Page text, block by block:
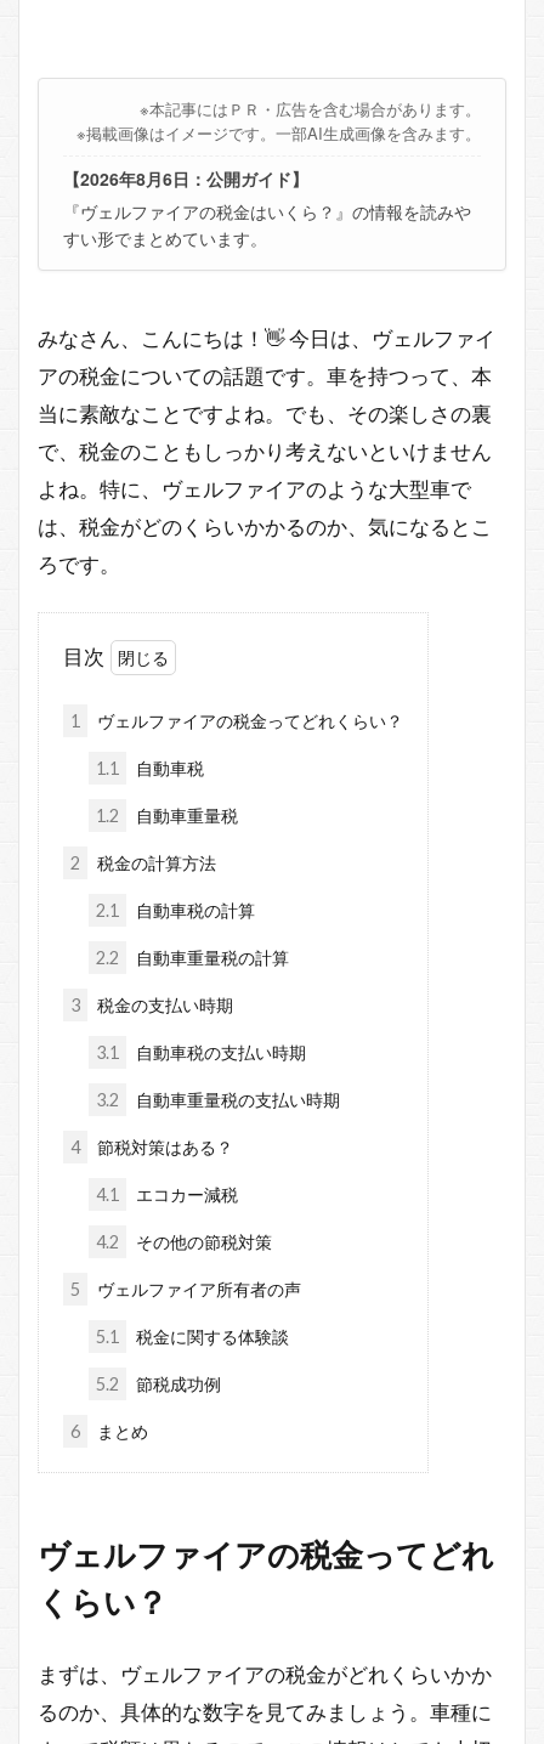
※本記事にはＰＲ・広告を含む場合があります。
※掲載画像はイメージです。一部AI生成画像を含みます。
【2026年8月6日：公開ガイド】
『ヴェルファイアの税金はいくら？』の情報を読みや
すい形でまとめています。
みなさん、こんにちは！👋 今日は、ヴェルファイ
アの税金についての話題です。車を持つって、本
当に素敵なことですよね。でも、その楽しさの裏
で、税金のこともしっかり考えないといけません
よね。特に、ヴェルファイアのような大型車で
は、税金がどのくらいかかるのか、気になるとこ
ろです。
目次
1 ヴェルファイアの税金ってどれくらい？
1.1 自動車税
1.2 自動車重量税
2 税金の計算方法
2.1 自動車税の計算
2.2 自動車重量税の計算
3 税金の支払い時期
3.1 自動車税の支払い時期
3.2 自動車重量税の支払い時期
4 節税対策はある？
4.1 エコカー減税
4.2 その他の節税対策
5 ヴェルファイア所有者の声
5.1 税金に関する体験談
5.2 節税成功例
6 まとめ
ヴェルファイアの税金ってどれ
くらい？
まずは、ヴェルファイアの税金がどれくらいかか
るのか、具体的な数字を見てみましょう。車種に